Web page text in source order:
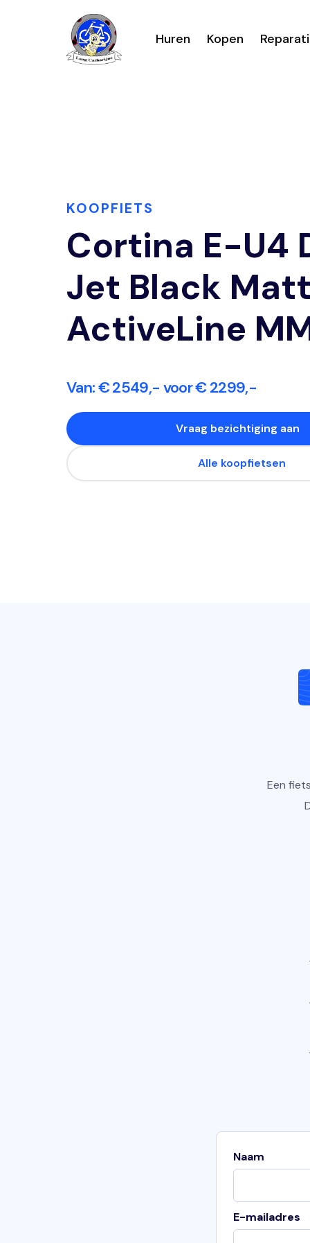
Huren Kopen
KOOPFIETS
Cortina E-U4
Jet Black Matt
ActiveLine
Van: € 2549,- voor € 2299,-
Vraag bezichtiging aan
Alle koopfietsen
Een
Naam
E-mailadres